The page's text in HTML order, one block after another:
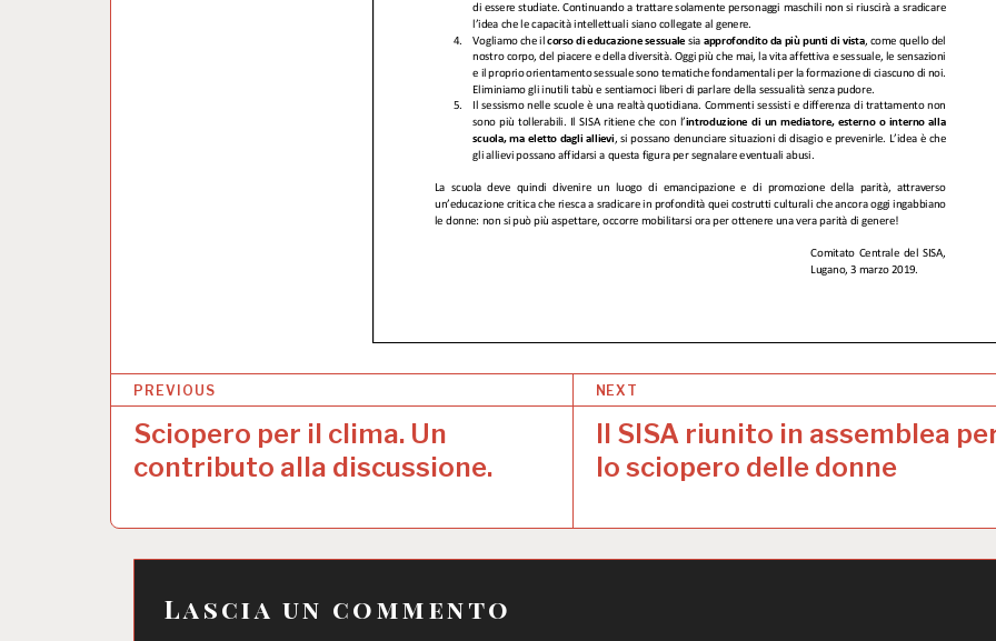
N
g
PREVIOUS
Sciopero per il clima. Un
contributo alla discussione.
NEXT
Il SISA riunito in assemblea
lo sciopero delle donne
Lascia un commento